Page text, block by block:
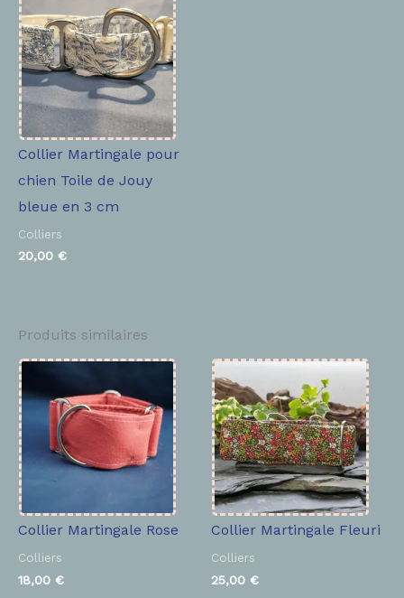
Collier Martingale pour
chien Toile de Jouy
bleue en 3 cm
Colliers
20,00 €
Produits similaires
Collier Martingale Rose
Colliers
18,00 €
Collier Martingale Fleuri
Colliers
25,00 €